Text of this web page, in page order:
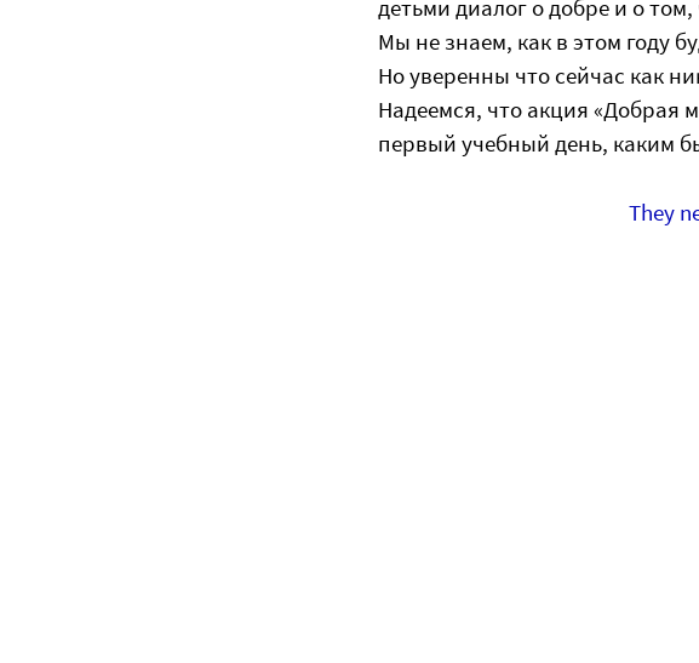
детьми диалог о добре и о
Мы не знаем, как в этом году
Но уверенны что сейчас как
Надеемся, что акция «Добрая
первый учебный день, каким
They